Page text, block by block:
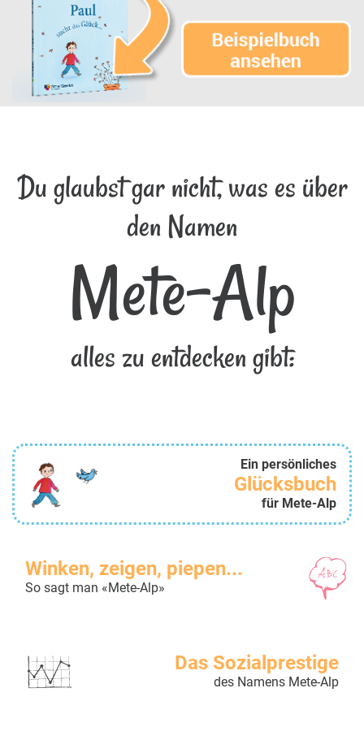
Du glaubst gar nicht, was es über
den Namen
Mete-Alp
alles zu entdecken gibt:
Ein persönliches
Glücksbuch
für Mete-Alp
Winken, zeigen, piepen...
So sagt man «Mete-Alp»
Das Sozialprestige
des Namens Mete-Alp